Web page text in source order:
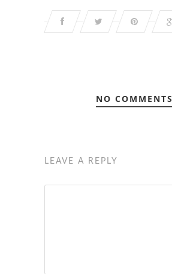
NO COMMENTS
LEAVE A REPLY